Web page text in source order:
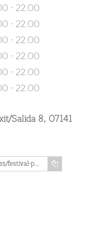
- 22.00
- 22.00
- 22.00
- 22.00
- 22.00
- 22.00
Salida 8, 07141
https://www.memozing.com/en/courses/festival-park-outlet-auf-mallorca-777f3db2106db97e2db9db4